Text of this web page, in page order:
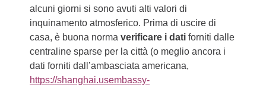
alcuni giorni si sono avuti alti valori di
inquinamento atmosferico. Prima di uscire di
casa, è buona normaverificare i dati forniti dalle
centraline sparse per la città (o meglio ancora i
dati forniti dall’ambasciata americana,
https://shanghai.usembassy-